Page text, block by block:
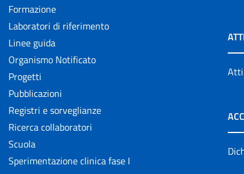
Formazione
Laboratori di riferimento
Linee guida
Organismo Notificato
Progetti
Pubblicazioni
Registri e sorveglianze
Ricerca collaboratori
Scuola
Sperimentazione clinica fase I
Atti